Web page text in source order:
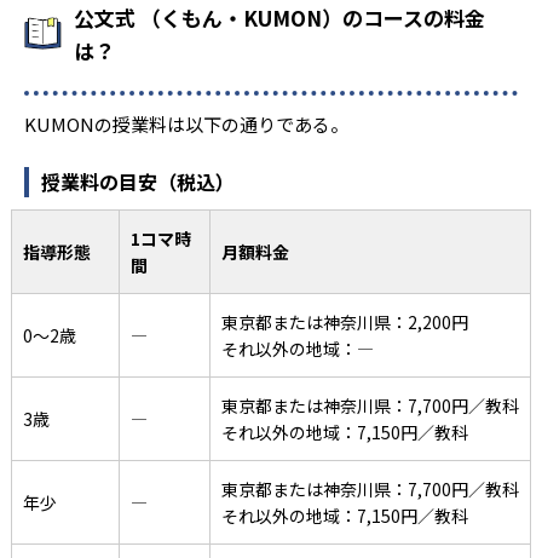
公文式 （くもん・KUMON）のコースの料金
は？
KUMONの授業料は以下の通りである。
授業料の目安（税込）
指導形態
1コマ時
間
月額料金
0〜2歳 ―
東京都または神奈川県：2,200円
それ以外の地域：―
3歳 ―
東京都または神奈川県：7,700円／教科
それ以外の地域：7,150円／教科
年少 ―
東京都または神奈川県：7,700円／教科
それ以外の地域：7,150円／教科